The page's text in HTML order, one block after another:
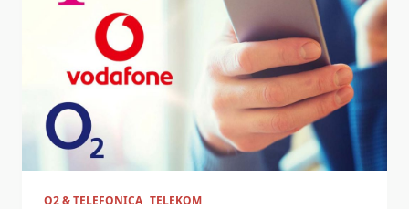
O2 & TELEFONICA TELEKOM